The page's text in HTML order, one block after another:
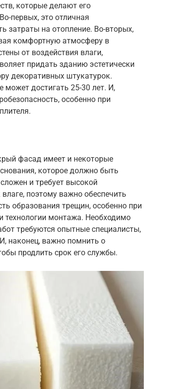
которые делают его
первых, это отличная
затраты на отопление. Во-вторых,
комфортную атмосферу в
от воздействия влаги,
придать зданию эстетически
декоративных штукатурок.
достигать 25-30 лет. И,
особенно при
фасад имеет и некоторые
которое должно быть
и требует высокой
поэтому важно обеспечить
образования трещин, особенно при
технологии монтажа. Необходимо
требуются опытные специалисты,
наконец, важно помнить о
продлить срок его службы.